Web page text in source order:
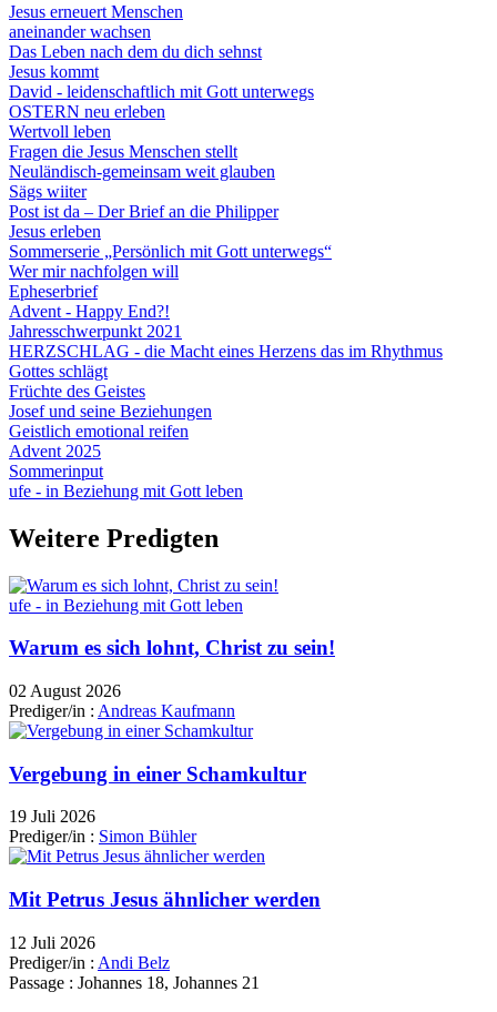
Jesus erneuert Menschen
aneinander wachsen
Das Leben nach dem du dich sehnst
Jesus kommt
David - leidenschaftlich mit Gott unterwegs
OSTERN neu erleben
Wertvoll leben
Fragen die Jesus Menschen stellt
Neuländisch-gemeinsam weit glauben
Sägs wiiter
Post ist da – Der Brief an die Philipper
Jesus erleben
Sommerserie „Persönlich mit Gott unterwegs“
Wer mir nachfolgen will
Epheserbrief
Advent - Happy End?!
Jahresschwerpunkt 2021
HERZSCHLAG - die Macht eines Herzens das im Rhythmus
Gottes schlägt
Früchte des Geistes
Josef und seine Beziehungen
Geistlich emotional reifen
Advent 2025
Sommerinput
ufe - in Beziehung mit Gott leben
Weitere Predigten
ufe - in Beziehung mit Gott leben
Warum es sich lohnt, Christ zu sein!
02 August 2026
Prediger/in : Andreas Kaufmann
Vergebung in einer Schamkultur
19 Juli 2026
Prediger/in : Simon Bühler
Mit Petrus Jesus ähnlicher werden
12 Juli 2026
Prediger/in : Andi Belz
Passage : Johannes 18, Johannes 21